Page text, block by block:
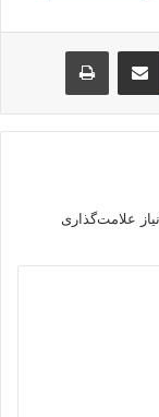
اشتراک گذاری با ایمیل چاپ
علامت‌گذاری